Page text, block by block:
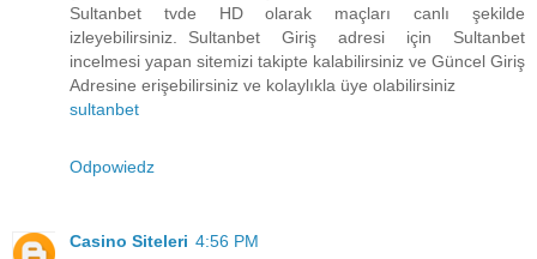
Sultanbet tvde HD olarak maçları canlı şekilde
izleyebilirsiniz. Sultanbet Giriş adresi için Sultanbet
incelmesi yapan sitemizi takipte kalabilirsiniz ve Güncel Giriş
Adresine erişebilirsiniz ve kolaylıkla üye olabilirsiniz
sultanbet
Odpowiedz
Casino Siteleri 4:56 PM